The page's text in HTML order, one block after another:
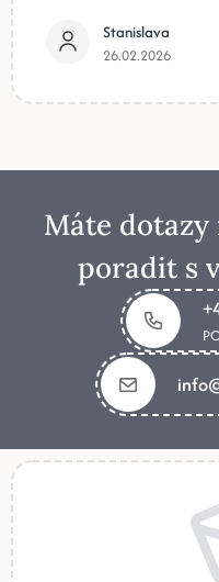
Stanislava
26.02.2026
Máte
poradit s